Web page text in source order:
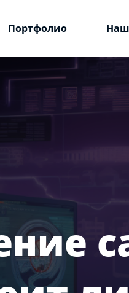
Портфолио Наш